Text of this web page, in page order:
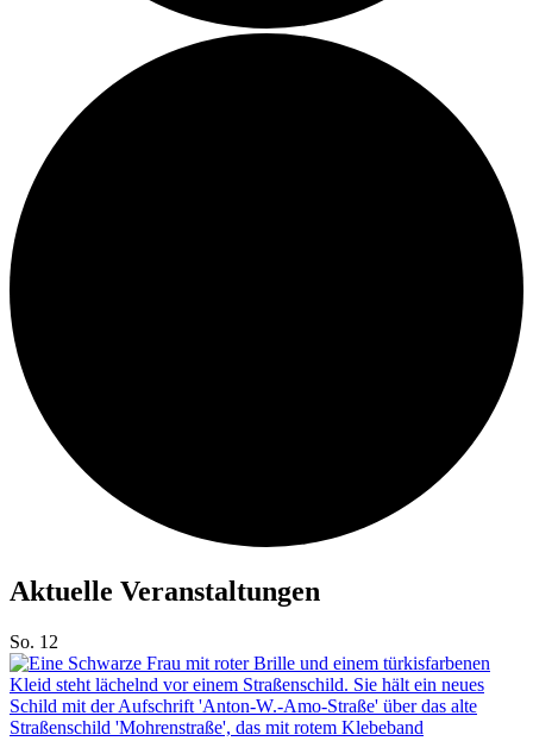
Aktuelle Veranstaltungen
So. 12